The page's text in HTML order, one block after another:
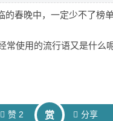
春晚中，一定少不了榜
使用的流行语又是什么
赞 2 赏 分享